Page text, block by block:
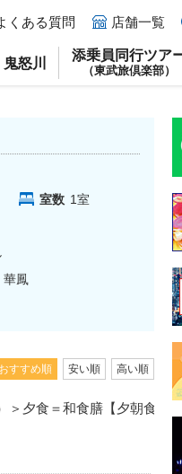
くある質問 店舗一覧
怒川 添乗員同行ツア
（東武旅倶楽部）
室数 1室
華鳳
おすすめ順 安い順 高い順
夕食＝和食膳【夕朝食